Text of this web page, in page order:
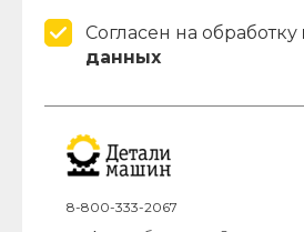
Согласен на обработку
данных
8-800-333-2067